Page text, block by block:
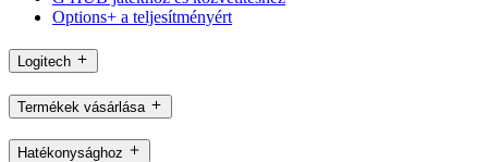
Options+ a teljesítményért
Logitech
Termékek vásárlása
Hatékonysághoz